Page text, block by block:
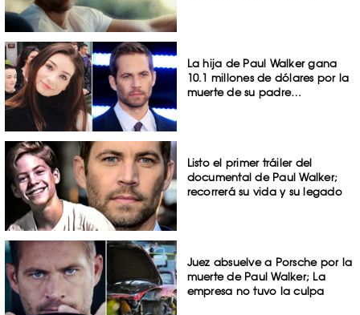
La hija de Paul Walker gana
10.1 millones de dólares por la
muerte de su padre…
Listo el primer tráiler del
documental de Paul Walker;
recorrerá su vida y su legado
Juez absuelve a Porsche por la
muerte de Paul Walker; La
empresa no tuvo la culpa